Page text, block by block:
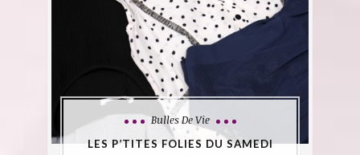
Bulles De Vie
LES P’TITES FOLIES DU SAMEDI